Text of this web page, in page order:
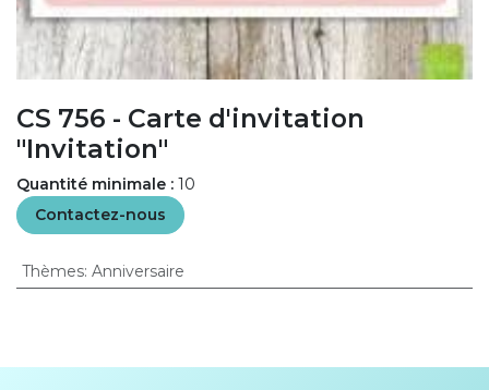
CS 756 - Carte d'invitation
"Invitation"
Quantité minimale : 10
Contactez-nous
Thèmes: Anniversaire